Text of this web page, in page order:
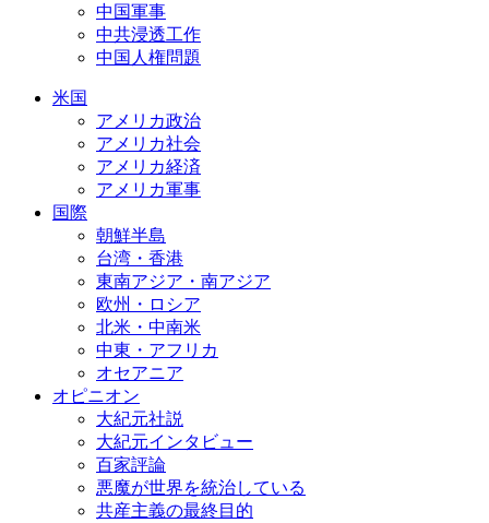
中国軍事
中共浸透工作
中国人権問題
米国
アメリカ政治
アメリカ社会
アメリカ経済
アメリカ軍事
国際
朝鮮半島
台湾・香港
東南アジア・南アジア
欧州・ロシア
北米・中南米
中東・アフリカ
オセアニア
オピニオン
大紀元社説
大紀元インタビュー
百家評論
悪魔が世界を統治している
共産主義の最終目的